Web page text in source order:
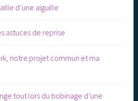
d’une aiguille
astuces de reprise
notre projet commun et ma
tout lors du bobinage d’une